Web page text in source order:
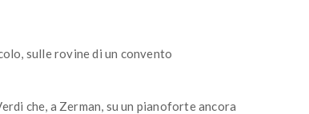
sulle rovine di un convento
che, a Zerman, su un pianoforte ancora